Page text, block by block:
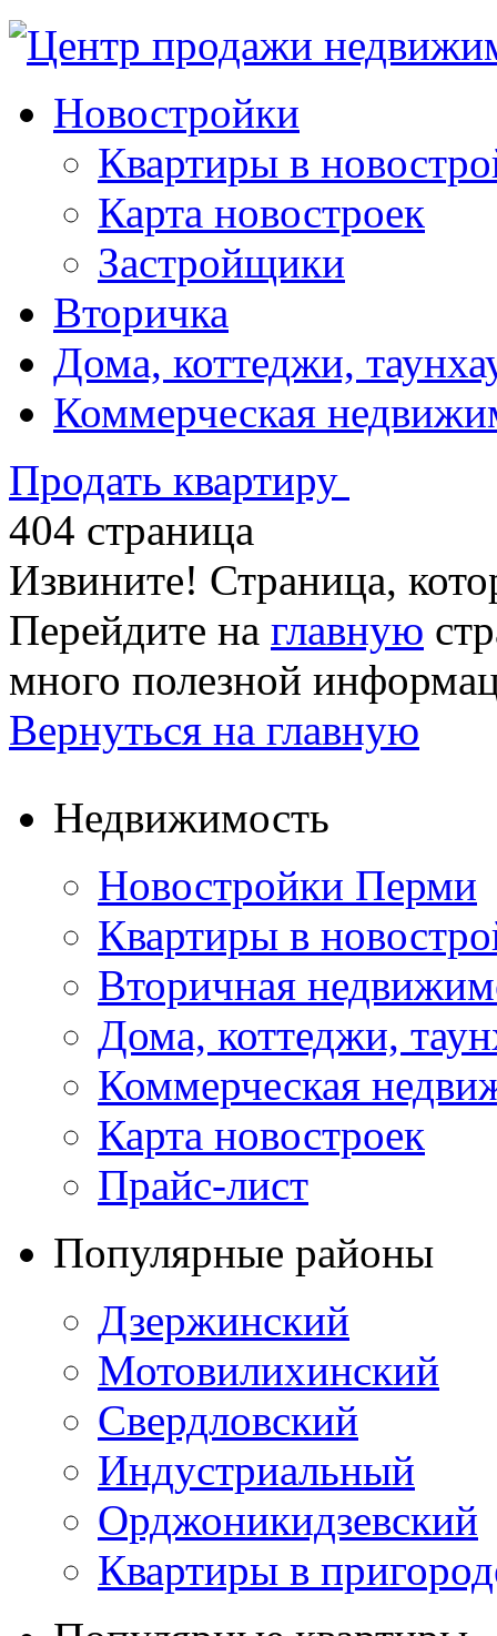
Новостройки
Квартиры в
Карта новостроек
Застройщики
Вторичка
Дома, коттеджи,
Коммерческая
Продать квартиру
404 страница
Извините! Страница,
Перейдите на главную
много полезной
Вернуться на главную
Недвижимость
Новостройки Перми
Квартиры в
Вторичная
Дома, коттеджи,
Коммерческая
Карта новостроек
Прайс-лист
Популярные районы
Дзержинский
Мотовилихинский
Свердловский
Индустриальный
Орджоникидзевский
Квартиры в